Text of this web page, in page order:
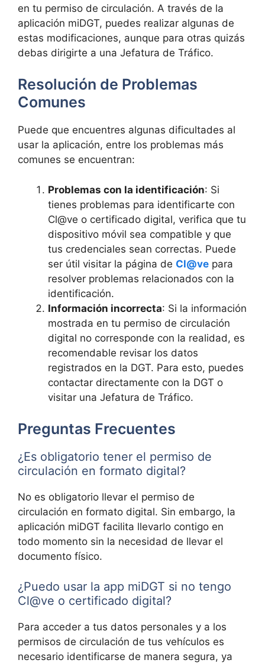
en tu permiso de circulación. A través de la
aplicación miDGT, puedes realizar algunas de
estas modificaciones, aunque para otras quizás
debas dirigirte a una Jefatura de Tráfico.
Resolución de Problemas
Comunes
Puede que encuentres algunas dificultades al
usar la aplicación, entre los problemas más
comunes se encuentran:
Problemas con la identificación: Si
tienes problemas para identificarte con
Cl@ve o certificado digital, verifica que tu
dispositivo móvil sea compatible y que
tus credenciales sean correctas. Puede
ser útil visitar la página de Cl@ve para
resolver problemas relacionados con la
identificación.
Información incorrecta: Si la información
mostrada en tu permiso de circulación
digital no corresponde con la realidad, es
recomendable revisar los datos
registrados en la DGT. Para esto, puedes
contactar directamente con la DGT o
visitar una Jefatura de Tráfico.
Preguntas Frecuentes
¿Es obligatorio tener el permiso de
circulación en formato digital?
No es obligatorio llevar el permiso de
circulación en formato digital. Sin embargo, la
aplicación miDGT facilita llevarlo contigo en
todo momento sin la necesidad de llevar el
documento físico.
¿Puedo usar la app miDGT si no tengo
Cl@ve o certificado digital?
Para acceder a tus datos personales y a los
permisos de circulación de tus vehículos es
necesario identificarse de manera segura, ya